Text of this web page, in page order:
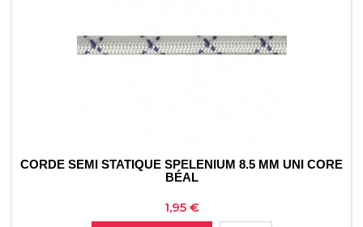
CORDE SEMI STATIQUE SPELENIUM 8.5 MM UNI CORE
BÉAL
Prix
1,95 €